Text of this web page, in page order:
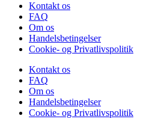
Kontakt os
FAQ
Om os
Handelsbetingelser
Cookie- og Privatlivspolitik
Kontakt os
FAQ
Om os
Handelsbetingelser
Cookie- og Privatlivspolitik